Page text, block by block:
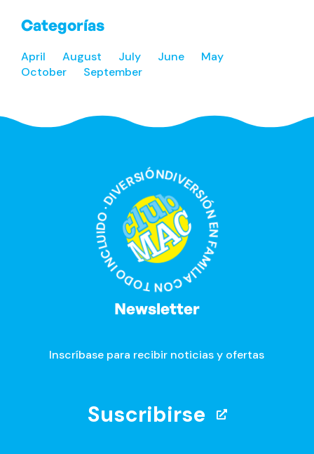
Categorías
April August July June
May
October
September
DIVERSIÓN EN FAMILIA CON TODO INCLUIDO · DIVERSIÓN EN FAMILIA CON TODO INCLUIDO ·
Newsletter
Inscríbase para recibir noticias y ofertas
Suscribirse